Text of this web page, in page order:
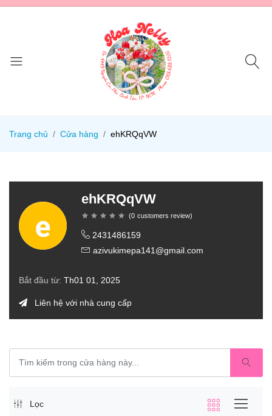
Trang chủ Cửa hàng ehKRQqVW
ehKRQqVW
(0 customers review)
2431486159
azivukimepa141@gmail.com
Bắt đầu từ: Th01 01, 2025
Liên hệ với nhà cung cấp
Lọc